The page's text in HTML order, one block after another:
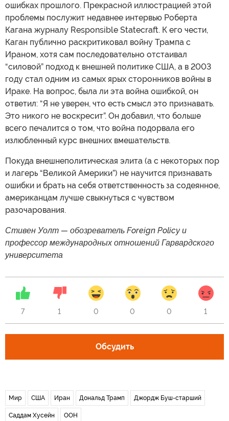
ошибках прошлого. Прекрасной иллюстрацией этой
проблемы послужит недавнее интервью Роберта
Кагана журналу Responsible Statecraft. К его чести,
Каган публично раскритиковал войну Трампа с
Ираном, хотя сам последовательно отстаивал
“силовой” подход к внешней политике США, а в 2003
году стал одним из самых ярых сторонников войны в
Ираке. На вопрос, была ли эта война ошибкой, он
ответил: “Я не уверен, что есть смысл это признавать.
Это никого не воскресит”. Он добавил, что больше
всего печалится о том, что война подорвала его
излюбленный курс внешних вмешательств.
Покуда внешнеполитическая элита (а с некоторых пор
и лагерь “Великой Америки”) не научится признавать
ошибки и брать на себя ответственность за содеянное,
американцам лучше свыкнуться с чувством
разочарования.
Стивен Уолт — обозреватель Foreign Policy и
профессор международных отношений Гарвардского
университета
7 1 0 0 0 1
Обсудить
Мир США Иран Дональд Трамп Джордж Буш-старший
Саддам Хусейн ООН